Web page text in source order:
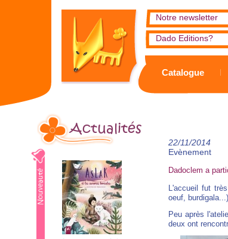
Notre newsletter
Dado Editions?
Catalogue
22/11/2014
Evènement
Dadoclem a
L'accueil fut
oeuf,
Peu après
deux ont
Actualités